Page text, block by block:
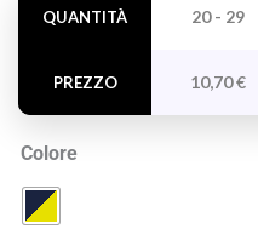
QUANTITÀ
PREZZO
20 - 29
10,70€
Colore
Shell
Visibilità
quantità